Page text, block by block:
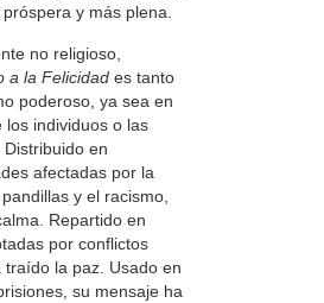
y más plena.
no religioso,
a la Felicidad es tanto
poderoso, ya sea en
los individuos o las
Distribuido en
afectadas por la
y el racismo,
Repartido en
por conflictos
traído la paz. Usado en
su mensaje ha